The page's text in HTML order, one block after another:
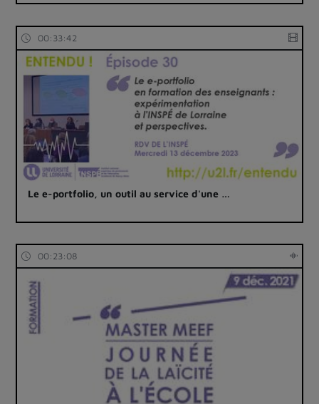
00:33:42
Le e-portfolio, un outil au service d'une …
00:23:08